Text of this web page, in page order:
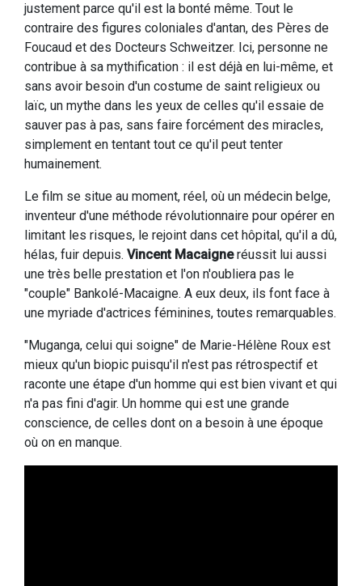
justement parce qu'il est la bonté même. Tout le
contraire des figures coloniales d'antan, des Pères de
Foucaud et des Docteurs Schweitzer. Ici, personne ne
contribue à sa mythification : il est déjà en lui-même, et
sans avoir besoin d'un costume de saint religieux ou
laïc, un mythe dans les yeux de celles qu'il essaie de
sauver pas à pas, sans faire forcément des miracles,
simplement en tentant tout ce qu'il peut tenter
humainement.
Le film se situe au moment, réel, où un médecin belge,
inventeur d'une méthode révolutionnaire pour opérer en
limitant les risques, le rejoint dans cet hôpital, qu'il a dû,
hélas, fuir depuis. Vincent Macaigneréussit lui aussi
une très belle prestation et l'on n'oubliera pas le
"couple" Bankolé-Macaigne. A eux deux, ils font face à
une myriade d'actrices féminines, toutes remarquables.
"Muganga, celui qui soigne" de Marie-Hélène Roux est
mieux qu'un biopic puisqu'il n'est pas rétrospectif et
raconte une étape d'un homme qui est bien vivant et qui
n'a pas fini d'agir. Un homme qui est une grande
conscience, de celles dont on a besoin à une époque
où on en manque.